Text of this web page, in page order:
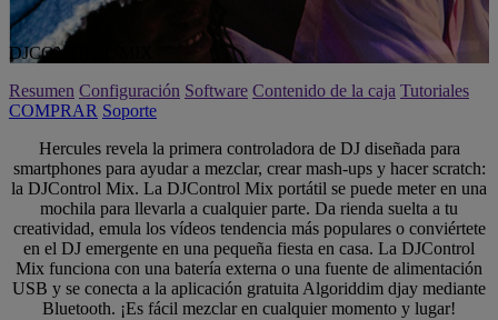
DJCONTROL MIX
Resumen Configuración Software Contenido de la caja Tutoriales
COMPRAR Soporte
Hercules revela la primera controladora de DJ diseñada para
smartphones para ayudar a mezclar, crear mash-ups y hacer scratch:
la DJControl Mix. La DJControl Mix portátil se puede meter en una
mochila para llevarla a cualquier parte. Da rienda suelta a tu
creatividad, emula los vídeos tendencia más populares o conviértete
en el DJ emergente en una pequeña fiesta en casa. La DJControl
Mix funciona con una batería externa o una fuente de alimentación
USB y se conecta a la aplicación gratuita Algoriddim djay mediante
Bluetooth. ¡Es fácil mezclar en cualquier momento y lugar!